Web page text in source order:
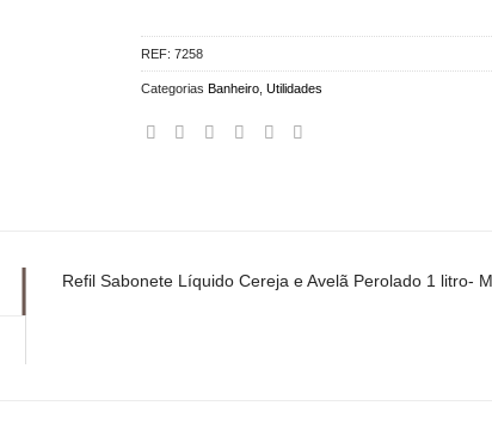
REF: 7258
Categorias Banheiro, Utilidades
Refil Sabonete Líquido Cereja e Avelã Perolado 1 litro-